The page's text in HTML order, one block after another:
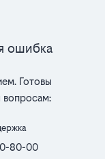
ошибка
Готовы
вопросам:
80-00